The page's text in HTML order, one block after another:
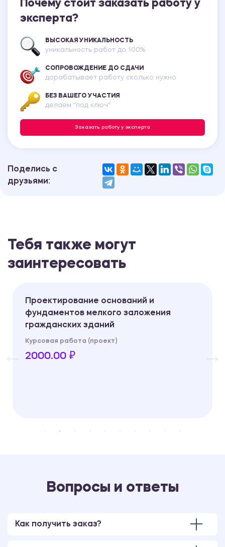
Почему стоит заказать работу у
эксперта?
ВЫСОКАЯ УНИКАЛЬНОСТЬ
уникальность работ до 100%
СОПРОВОЖДЕНИЕ ДО СДАЧИ
дорабатывает работу сколько нужно
БЕЗ ВАШЕГО УЧАСТИЯ
делаем "под ключ"
Заказать работу у эксперта
Поделись с
друзьями:
Тебя также могут
заинтересовать
Проектирование оснований и
фундаментов мелкого заложения
гражданских зданий
Курсовая работа (проект)
2000.00 ₽
Вопросы и ответы
Как получить заказ?